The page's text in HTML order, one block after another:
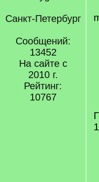
Санкт-Петербург
Сообщений:
13452
На сайте с
2010 г.
Рейтинг:
10767